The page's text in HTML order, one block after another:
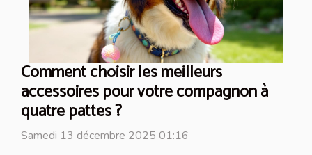
Comment choisir les meilleurs
accessoires pour votre compagnon à
quatre pattes ?
Samedi 13 décembre 2025 01:16